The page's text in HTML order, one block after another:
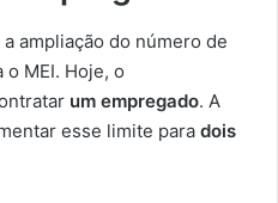
ampliação do número de
MEI. Hoje, o
um empregado. A
esse limite para dois